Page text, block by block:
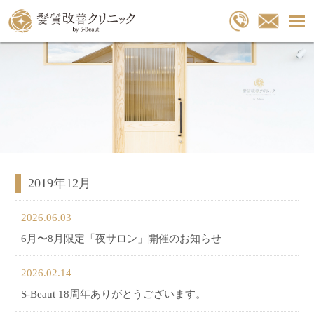
2019年12月
2026.06.03
6月〜8月限定「夜サロン」開催のお知らせ
2026.02.14
S-Beaut 18周年ありがとうございます。